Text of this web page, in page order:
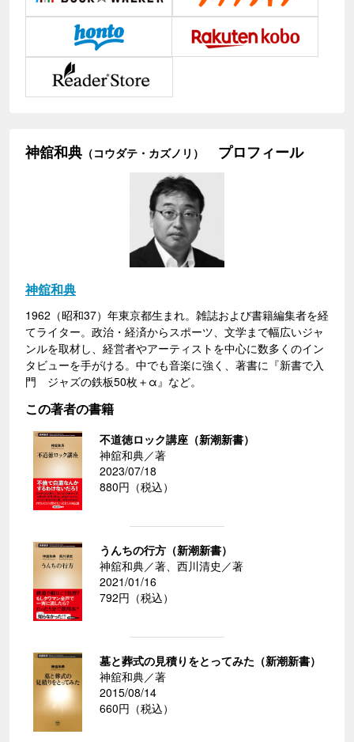
神舘和典 （コウダテ・カズノリ） プロフィール
神舘和典
1962（昭和37）年東京都生まれ。雑誌および書籍編集者を経
てライター。政治・経済からスポーツ、文学まで幅広いジャ
ンルを取材し、経営者やアーティストを中心に数多くのイン
タビューを手がける。中でも音楽に強く、著書に『新書で入
門 ジャズの鉄板50枚＋α』など。
この著者の書籍
不道徳ロック講座（新潮新書）
神舘和典／著
2023/07/18
880円（税込）
うんちの行方（新潮新書）
神舘和典／著、西川清史／著
2021/01/16
792円（税込）
墓と葬式の見積りをとってみた（新潮新書）
神舘和典／著
2015/08/14
660円（税込）